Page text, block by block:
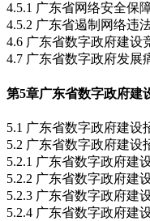
4.5.1 广东省网络安全保
4.5.2 广东省遏制网络违
4.6 广东省数字政府建设
4.7 广东省数字政府发展
第5章广东省数字政府建
5.1 广东省数字政府建设
5.2 广东省数字政府建设
5.2.1 广东省数字政府建
5.2.2 广东省数字政府建
5.2.3 广东省数字政府建
5.2.4 广东省数字政府建